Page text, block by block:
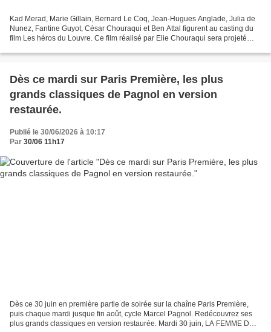
Kad Merad, Marie Gillain, Bernard Le Coq, Jean-Hugues Anglade, Julia de
Nunez, Fantine Guyot, César Chouraqui et Ben Attal figurent au casting du
film Les héros du Louvre. Ce film réalisé par Elie Chouraqui sera projeté
Dès ce mardi sur Paris Première, les plus
grands classiques de Pagnol en version
restaurée.
Publié le 30/06/2026 à 10:17
Par 30/06 11h17
Dès ce 30 juin en première partie de soirée sur la chaîne Paris Première,
puis chaque mardi jusque fin août, cycle Marcel Pagnol. Redécouvrez ses
plus grands classiques en version restaurée. Mardi 30 juin, LA FEMME DU